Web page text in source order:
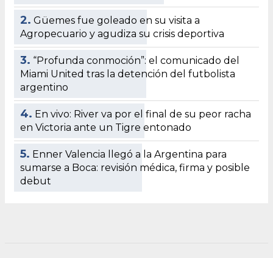
2. Güemes fue goleado en su visita a
Agropecuario y agudiza su crisis deportiva
3. “Profunda conmoción”: el comunicado del
Miami United tras la detención del futbolista
argentino
4. En vivo: River va por el final de su peor racha
en Victoria ante un Tigre entonado
5. Enner Valencia llegó a la Argentina para
sumarse a Boca: revisión médica, firma y posible
debut